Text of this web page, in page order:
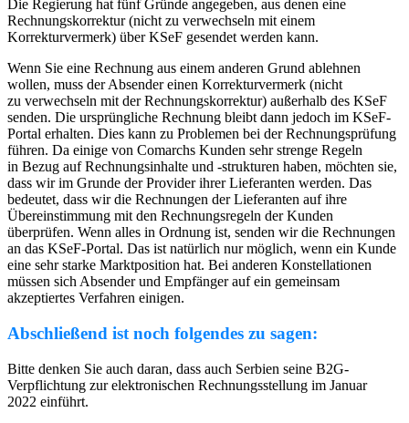
Die Regierung hat fünf Gründe angegeben, aus denen eine
Rechnungskorrektur (nicht zu verwechseln mit einem
Korrekturvermerk) über KSeF gesendet werden kann.
Wenn Sie eine Rechnung aus einem anderen Grund ablehnen
wollen, muss der Absender einen Korrekturvermerk (nicht
zu verwechseln mit der Rechnungskorrektur) außerhalb des KSeF
senden. Die ursprüngliche Rechnung bleibt dann jedoch im KSeF-
Portal erhalten. Dies kann zu Problemen bei der Rechnungsprüfung
führen. Da einige von Comarchs Kunden sehr strenge Regeln
in Bezug auf Rechnungsinhalte und -strukturen haben, möchten sie,
dass wir im Grunde der Provider ihrer Lieferanten werden. Das
bedeutet, dass wir die Rechnungen der Lieferanten auf ihre
Übereinstimmung mit den Rechnungsregeln der Kunden
überprüfen. Wenn alles in Ordnung ist, senden wir die Rechnungen
an das KSeF-Portal. Das ist natürlich nur möglich, wenn ein Kunde
eine sehr starke Marktposition hat. Bei anderen Konstellationen
müssen sich Absender und Empfänger auf ein gemeinsam
akzeptiertes Verfahren einigen.
Abschließend ist noch folgendes zu sagen:
Bitte denken Sie auch daran, dass auch Serbien seine B2G-
Verpflichtung zur elektronischen Rechnungsstellung im Januar
2022 einführt.